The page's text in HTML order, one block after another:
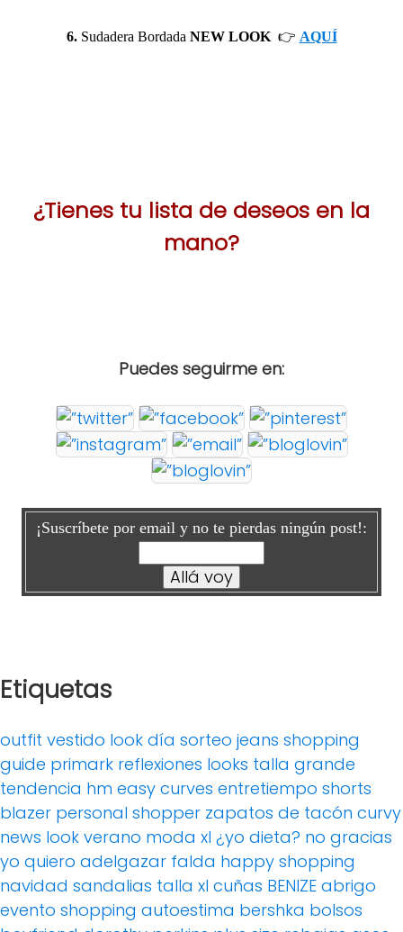
6.Sudadera Bordada NEW LOOK👉 AQUÍ
¿Tienes tu lista de deseos en la
mano?
Puedes seguirme en:
¡Suscríbete por email y no te pierdas ningún post!:
Etiquetas
outfit vestido look día sorteo jeans shopping
guide primark reflexiones looks talla grande
tendencia hm easy curves entretiempo shorts
blazer personal shopper zapatos de tacón curvy
news look verano moda xl ¿yo dieta? no gracias
yo quiero adelgazar falda happy shopping
navidad sandalias talla xl cuñas BENIZE abrigo
evento shopping autoestima bershka bolsos